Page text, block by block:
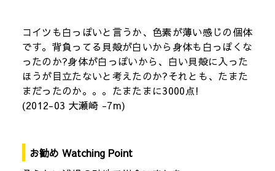
コイツも白っぽいと言うか、色素が薄い感じの個体
です。背負ってる貝殻が白いから身体も白っぽくな
ったのか?身体が白っぽいから、白い貝殻に入った
ほうが目立たないと考えたのか?それとも、たまた
まだったのか。。。たまたまに3000点!
(2012-03 大瀬崎 -7m)
お勧め Watching Point